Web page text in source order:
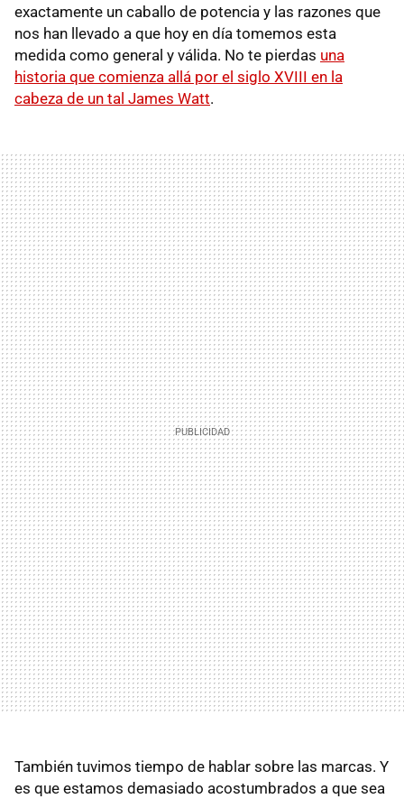
exactamente un caballo de potencia y las razones que
nos han llevado a que hoy en día tomemos esta
medida como general y válida. No te pierdas una
historia que comienza allá por el siglo XVIII en la
cabeza de un tal James Watt.
También tuvimos tiempo de hablar sobre las marcas. Y
es que estamos demasiado acostumbrados a que sea